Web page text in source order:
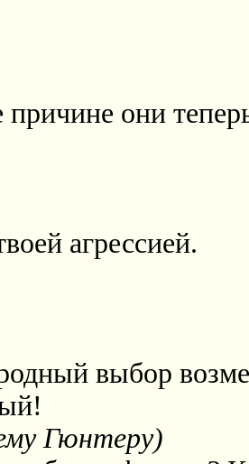
причине они
агрессией.
выбор
Гюнтеру)